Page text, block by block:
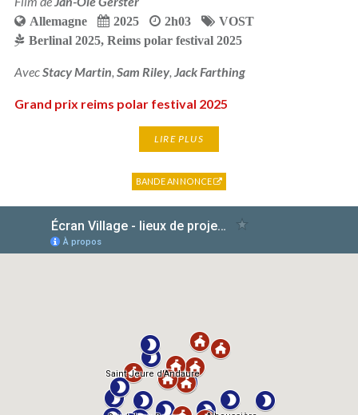
Allemagne 2025 2h03
VOST
Berlinal 2025, Reims polar festival 2025
Avec Stacy Martin Sam Riley, Jack Farthing
Grand prix reims polar festival 2025
LIRE PLUS
BANDE ANNONCE